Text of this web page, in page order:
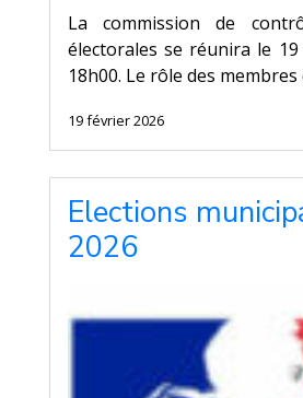
La commission de
électorales se réunira le
18h00. Le rôle des membres
19 février 2026
Elections
2026